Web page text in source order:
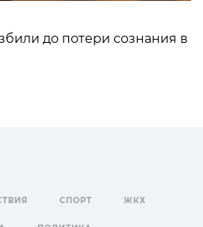
до потери сознания в
СПОРТ ЖКХ